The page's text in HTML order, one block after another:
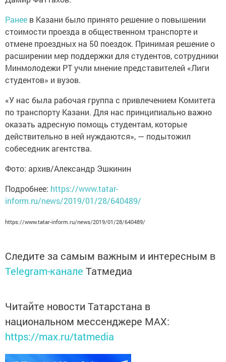
Ранее в Казани было принято решение о повышении
стоимости проезда в общественном транспорте и
отмене проездных на 50 поездок. Принимая решение о
расширении мер поддержки для студентов, сотрудники
Минмолодежи РТ учли мнение представителей «Лиги
студентов» и вузов.
«У нас была рабочая группа с привлечением Комитета
по транспорту Казани. Для нас принципиально важно
оказать адресную помощь студентам, которые
действительно в ней нуждаются», — подытожил
собеседник агентства.
Фото: архив/Александр Эшкинин
Подробнее: https://www.tatar-
inform.ru/news/2019/01/28/640489/
https://www.tatar-inform.ru/news/2019/01/28/640489/
Следите за самым важным и интересным в
Telegram-канале Татмедиа
Читайте новости Татарстана в
национальном мессенджере MАХ:
https://max.ru/tatmedia